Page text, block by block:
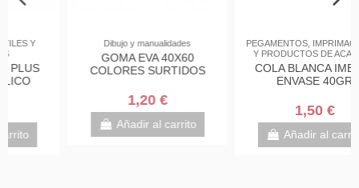
PEGAMENTOS, IMPRIMACIONES
Y PRODUCTOS DE ACABADO
COLA BLANCA IMEDIO
1,50 €
Añadir al carrito
Complementos de oficina
Tijeras gran corte PLUS
OFFICE LUXE 9,5" 250MM
Añadir al carrito